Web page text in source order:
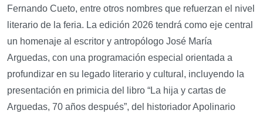
Fernando Cueto, entre otros nombres que refuerzan el nivel
literario de la feria. La edición 2026 tendrá como eje central
un homenaje al escritor y antropólogo José María
Arguedas, con una programación especial orientada a
profundizar en su legado literario y cultural, incluyendo la
presentación en primicia del libro “La hija y cartas de
Arguedas, 70 años después”, del historiador Apolinario